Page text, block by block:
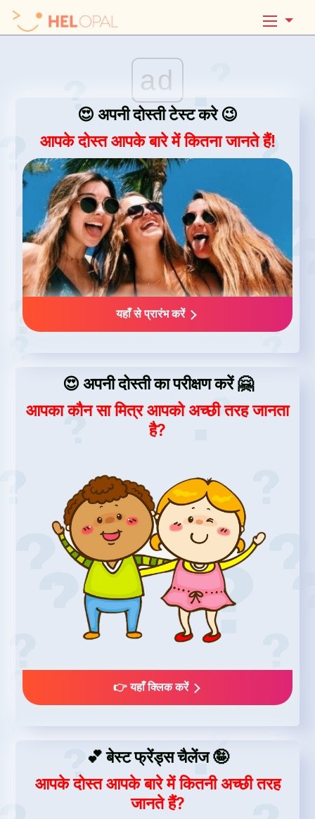
ad
😍 अपनी दोस्ती टेस्ट करे 😉
आपके दोस्त आपके बारे में कितना जानते हैं!
यहाँ से प्रारंभ करें
😍 अपनी दोस्ती का परीक्षण करें 🤗
आपका कौन सा मित्र आपको अच्छी तरह जानता
है?
👉 यहाँ क्लिक करें
💕 बेस्ट फ्रेंड्स चैलेंज 🤪
आपके दोस्त आपके बारे में कितनी अच्छी तरह
जानते हैं?